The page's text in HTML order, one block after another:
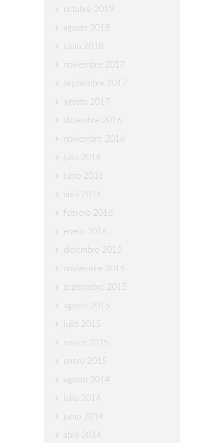
octubre 2019
agosto 2018
junio 2018
noviembre 2017
septiembre 2017
agosto 2017
diciembre 2016
noviembre 2016
julio 2016
junio 2016
abril 2016
febrero 2016
enero 2016
diciembre 2015
noviembre 2015
septiembre 2015
agosto 2015
julio 2015
marzo 2015
enero 2015
agosto 2014
julio 2014
junio 2014
abril 2014